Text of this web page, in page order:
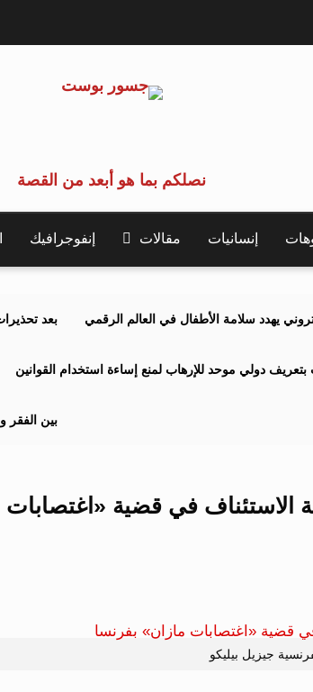
نصلكم بما هو أبعد من القصة
إنسانيات مقالات إنفوجرافيك
بعد تحذيرات يهدد سلامة الأطفال في العالم الرقمي
بتعريف دولي موحد للإرهاب لمنع إساءة استخدام القوانين
بين الفقر
الاستئناف في قضية «اغتصابات
جيزيل بيليكو